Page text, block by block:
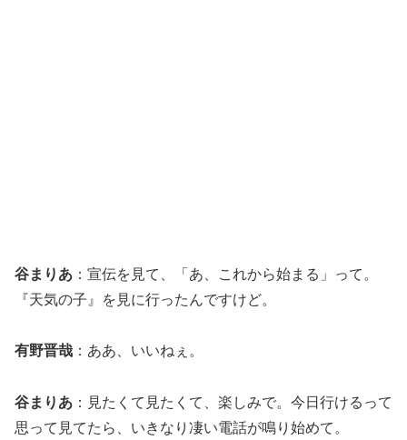
谷まりあ ：宣伝を見て、「あ、これから始まる」って。
『天気の子』を見に行ったんですけど。
有野晋哉 ：ああ、いいねぇ。
谷まりあ ：見たくて見たくて、楽しみで。今日行けるって
思って見てたら、いきなり凄い電話が鳴り始めて。